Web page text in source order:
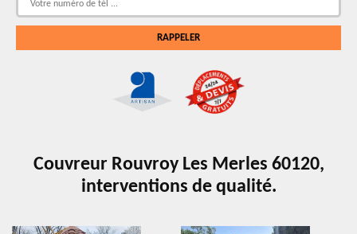
Couvreur Rouvroy Les Merles 60120,
interventions de qualité.